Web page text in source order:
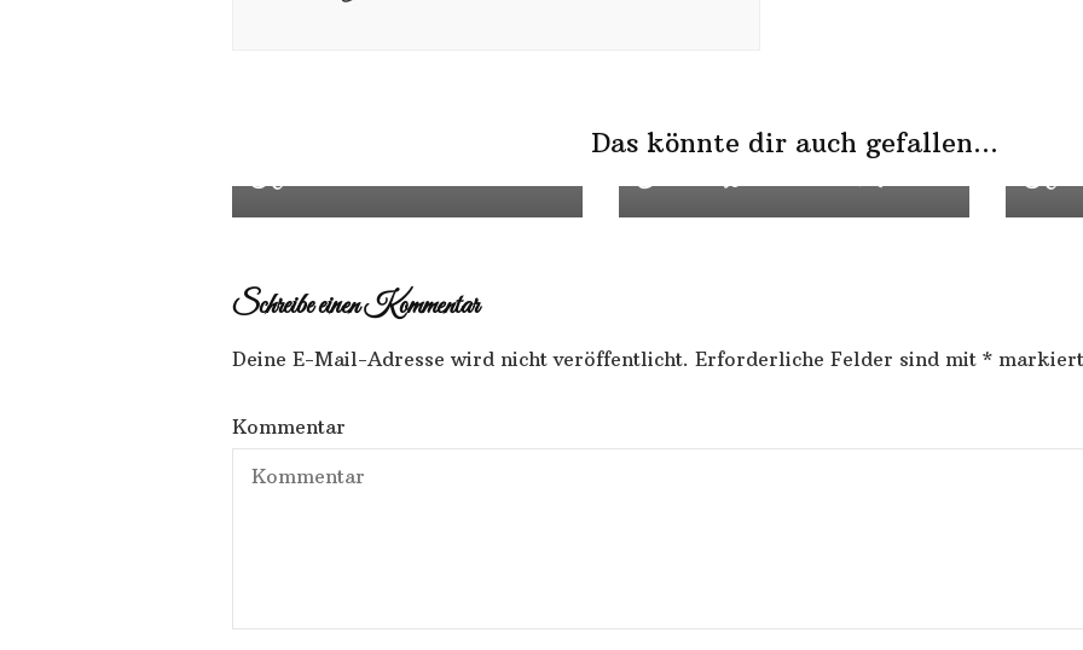
Das könnte dir auch gefallen...
Kindern
Herzlich Willkommen kleine Maus Keine
Schreibe einen Kommentar
Deine E-Mail-Adresse wird nicht veröffentlicht. Erforderliche Felder sind mit * markiert
Kommentar